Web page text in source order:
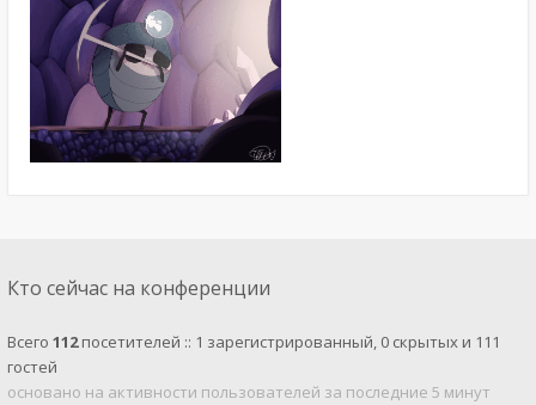
Кто сейчас на конференции
Всего 112посетителей :: 1 зарегистрированный, 0 скрытых и 111
гостей
основано на активности пользователей за последние 5 минут